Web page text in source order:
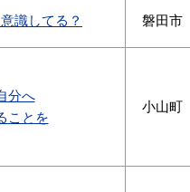
識してる？ 磐田市
分へ
ことを
小山町